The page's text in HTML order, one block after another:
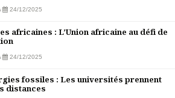
24/12/2025
africaines : L’Union africaine au défi de
24/12/2025
fossiles : Les universités prennent
distances